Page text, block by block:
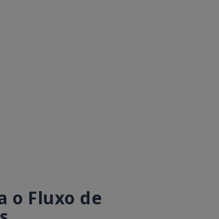
o Fluxo de